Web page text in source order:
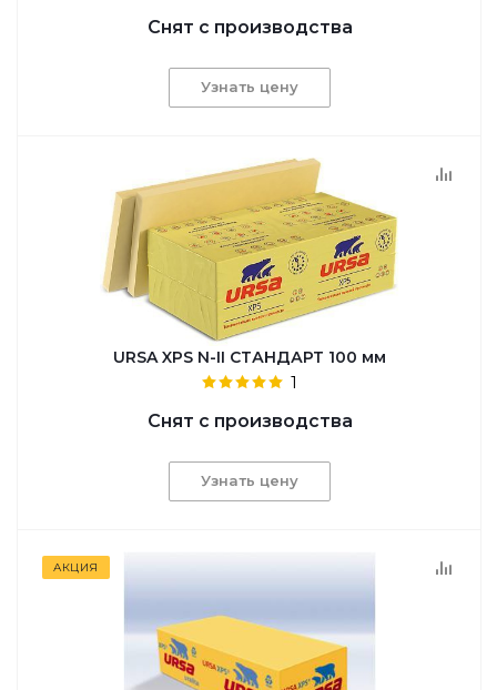
Снят с производства
Узнать цену
URSA XPS N-II СТАНДАРТ 100 мм
1
Снят с производства
Узнать цену
АКЦИЯ